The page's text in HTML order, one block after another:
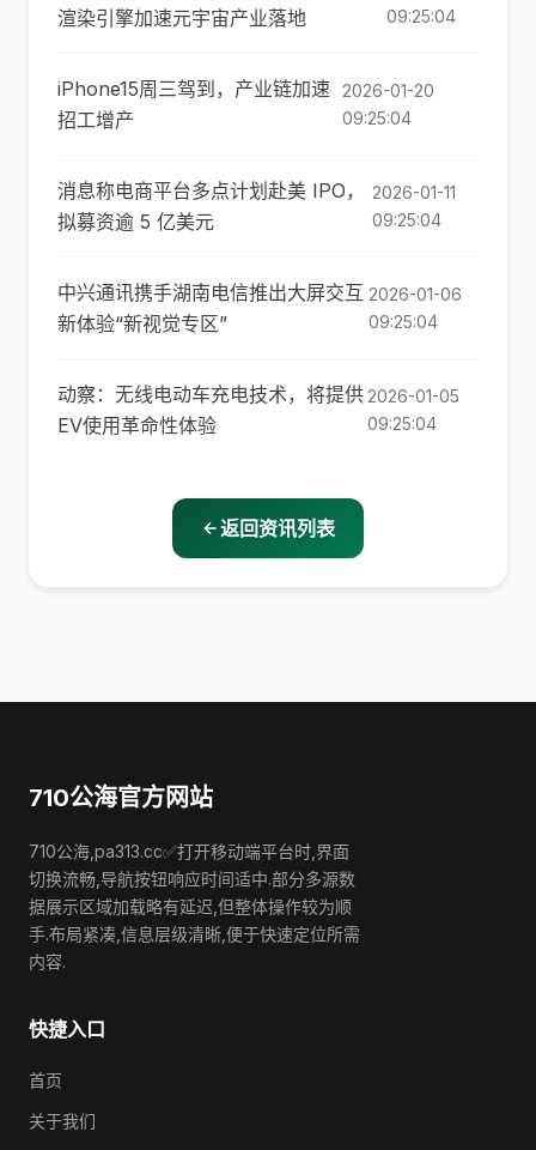
渲染引擎加速元宇宙产业落地
09:25:04
iPhone15周三驾到，产业链加速
招工增产
2026-01-20
09:25:04
消息称电商平台多点计划赴美 IPO，
拟募资逾 5 亿美元
2026-01-11
09:25:04
中兴通讯携手湖南电信推出大屏交互
新体验“新视觉专区”
2026-01-06
09:25:04
动察：无线电动车充电技术，将提供
EV使用革命性体验
2026-01-05
09:25:04
返回资讯列表
710公海官方网站
710公海,pa313.cc✅打开移动端平台时,界面
切换流畅,导航按钮响应时间适中.部分多源数
据展示区域加载略有延迟,但整体操作较为顺
手.布局紧凑,信息层级清晰,便于快速定位所需
内容.
快捷入口
首页
关于我们